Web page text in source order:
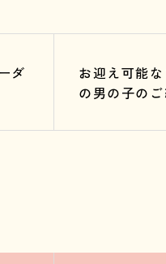
ダ
お迎え可能
の男の子の